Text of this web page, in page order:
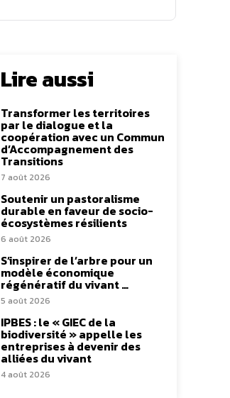
Lire aussi
Transformer les territoires
par le dialogue et la
coopération avec un Commun
d’Accompagnement des
Transitions
7 août 2026
Soutenir un pastoralisme
durable en faveur de socio-
écosystèmes résilients
6 août 2026
S’inspirer de l’arbre pour un
modèle économique
régénératif du vivant …
5 août 2026
IPBES : le « GIEC de la
biodiversité » appelle les
entreprises à devenir des
alliées du vivant
4 août 2026